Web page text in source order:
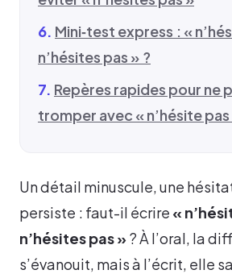
Mini‑test express : «
n’hésites pas » ?
Repères rapides pour ne
tromper avec « n’hésite pas
Un détail minuscule, une
persiste : faut-il écrire «
n’hésites pas »? À l’oral, la
s’évanouit, mais à l’écrit, elle